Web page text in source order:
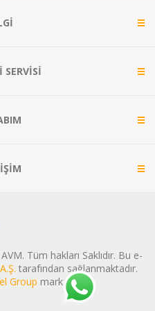
SERVISI
Tüm hakları Saklıdır. Bu e-
tarafından sağlanmaktadır.
Group markasıdır.